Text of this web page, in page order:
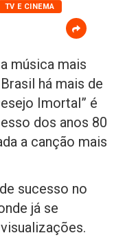
TV E CINEMA
música mais
há mais de
Imortal” é
dos anos 80
a canção mais
sucesso no
já se